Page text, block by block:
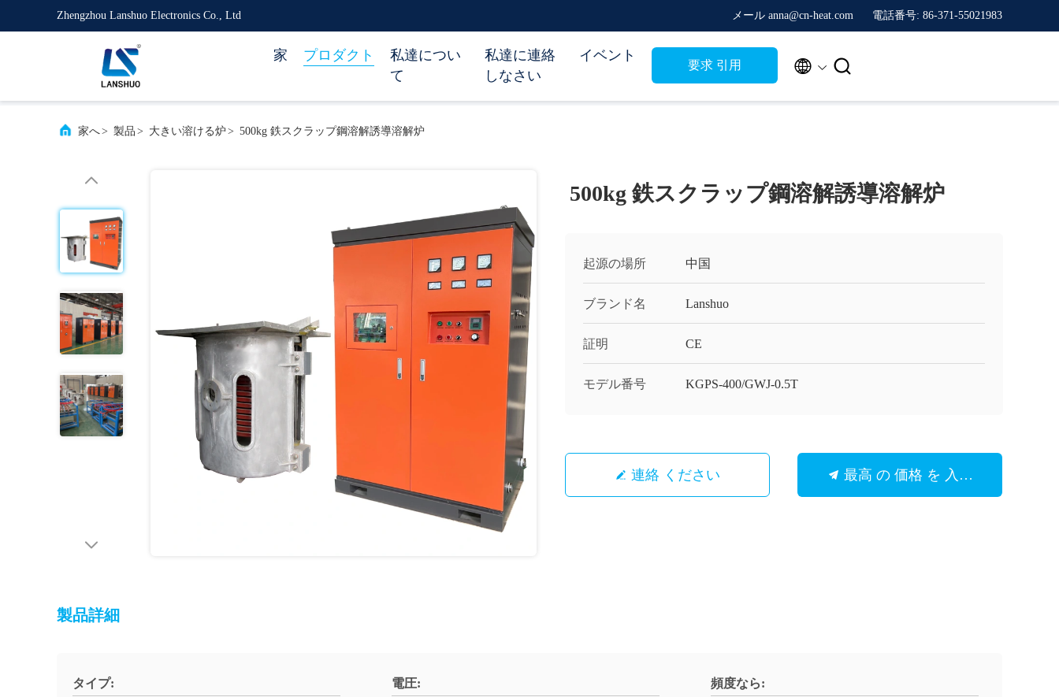
Zhengzhou Lanshuo Electronics Co., Ltd メール anna@cn-heat.com 電話番号: 86-371-55021983
家 プロダクト
私達につい
て
私達に連絡
しなさい
イベント
要求 引用  
家へ> 製品 > 大きい溶ける炉 > 500kg 鉄スクラップ鋼溶解誘導溶解炉
500kg 鉄スクラップ鋼溶解誘導溶解炉
起源の場所 中国
ブランド名 Lanshuo
証明 CE
モデル番号 KGPS-400/GWJ-0.5T
連絡 ください 最高 の 価格 を 入手 する
製品詳細
タイプ: 電圧: 頻度なら: